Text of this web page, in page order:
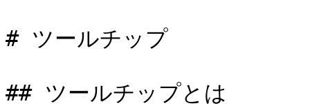
# ツールチップ
## ツールチップとは